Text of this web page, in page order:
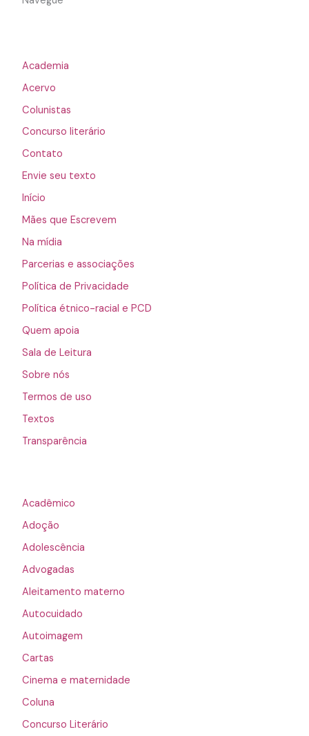
Academia
Acervo
Colunistas
Concurso literário
Contato
Envie seu texto
Início
Mães que Escrevem
Na mídia
Parcerias e associações
Política de Privacidade
Política étnico-racial e PCD
Quem apoia
Sala de Leitura
Sobre nós
Termos de uso
Textos
Transparência
Acadêmico
Adoção
Adolescência
Advogadas
Aleitamento materno
Autocuidado
Autoimagem
Cartas
Cinema e maternidade
Coluna
Concurso Literário